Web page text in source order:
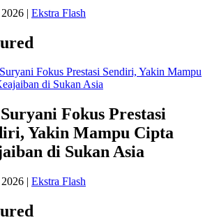
| Ekstra Flash
Fokus Prestasi
Yakin Mampu Cipta
di Sukan Asia
| Ekstra Flash